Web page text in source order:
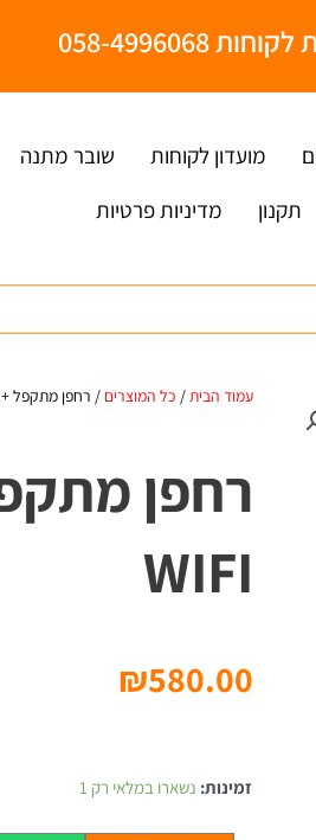
058-4996068
מועדון לקוחות שובר מתנה
תקנון מדיניות פרטיות
עמוד הבית/ כל המוצרים / רחפן מתקפל +2 מצלמות wifi
WIFI
₪580.00
זמינות: נשארו במלאי רק 1
רחפן